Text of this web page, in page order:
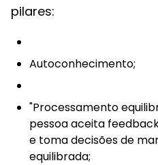
pilares:
Autoconhecimento;
"Processamento
pessoa aceita
e toma decisões de
equilibrada;